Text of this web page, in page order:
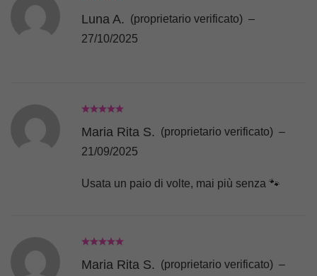
Luna A. (proprietario verificato) –
27/10/2025
Maria Rita S. (proprietario verificato) –
21/09/2025
Usata un paio di volte, mai più senza 🐾
Maria Rita S. (proprietario verificato) –